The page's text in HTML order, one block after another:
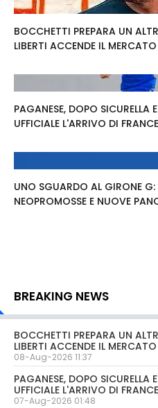
BOCCHETTI PREPARA UN
LIBERTI ACCENDE IL MERCATO
PAGANESE, DOPO
UFFICIALE L'ARRIVO DI
UNO SGUARDO AL GIRONE
NEOPROMOSSE E NUOVE
BREAKING NEWS
BOCCHETTI PREPARA UN
LIBERTI ACCENDE IL MERCATO
08-Aug-2026 11:37
PAGANESE, DOPO
UFFICIALE L'ARRIVO DI
07-Aug-2026 01:48